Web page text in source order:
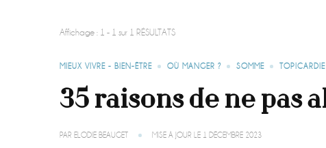
Affichage : 1 - 1 sur 1 RÉSULTATS
MIEUX VIVRE - BIEN-ÊTRE OÙ MANGER ? SOMME TOPICARDIE
35 raisons de ne pas
PAR ELODIE BEAUGET MISE À JOUR LE 1 DÉCEMBRE 2023